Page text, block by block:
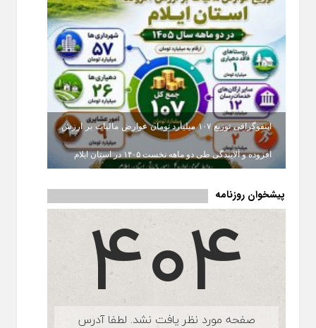
اینفوگرافی توزیع ۱۰۷ میلیارد تومان عوارض مالیات بر ارزش
افزوده و آلایندگی طی دو ماهه نخست ۱۴۰۵ در استان ایلام
پیشخوان روزنامه